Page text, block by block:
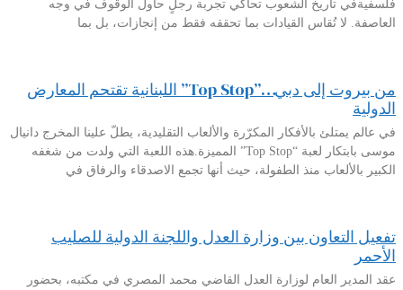
فلسفيةفي تاريخ الشعوب تحاكي تجربة رجلٍ حاول الوقوف في وجه
العاصفة. لا تُقاس القيادات بما تحققه فقط من إنجازات، بل بما
من بيروت إلى دبي…”Top Stop” اللبنانية تقتحم المعارض
الدولية
في عالم يمتلئ بالأفكار المكرّرة والألعاب التقليدية، يطلّ علينا المخرج دانيال
موسى بابتكار لعبة “Top Stop” المميزة.هذه اللعبة التي ولدت من شغفه
الكبير بالألعاب منذ الطفولة، حيث أنها تجمع الاصدقاء والرفاق في
تفعيل التعاون بين وزارة العدل واللجنة الدولية للصليب
الأحمر
عقد المدير العام لوزارة العدل القاضي محمد المصري في مكتبه، بحضور